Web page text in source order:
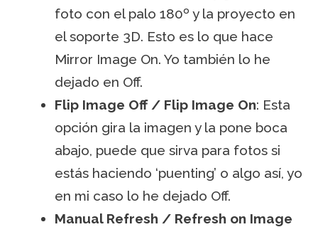
foto con el palo 180º y la proyecto en
el soporte 3D. Esto es lo que hace
Mirror Image On. Yo también lo he
dejado en Off.
Flip Image Off / Flip Image On: Esta
opción gira la imagen y la pone boca
abajo, puede que sirva para fotos si
estás haciendo ‘puenting’ o algo así, yo
en mi caso lo he dejado Off.
Manual Refresh / Refresh on Image